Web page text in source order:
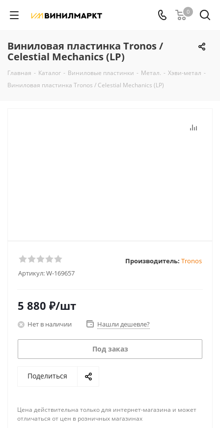
0
Виниловая пластинка Tronos /
Celestial Mechanics (LP)
Главная - Каталог - Виниловые пластинки - Метал. - Хэви-метал -
Виниловая пластинка Tronos / Celestial Mechanics (LP)
Артикул:W-169657
Производитель: Tronos
5 880 ₽/шт
Нет в наличии Нашли дешевле?
Под заказ
Поделиться
Цена действительна только для интернет-магазина и может
отличаться от цен в розничных магазинах